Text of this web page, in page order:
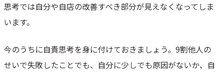
思考では自分や自店の改善すべき部分が見えなくなってしま
います。
今のうちに自責思考を身に付けておきましょう。9割他人の
せいで失敗したことでも、自分に少しでも原因がないか、自